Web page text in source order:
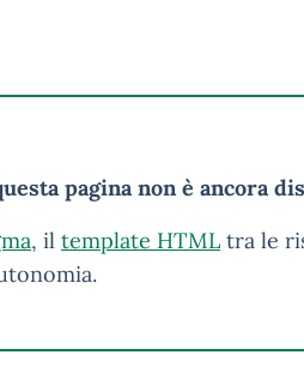
pagina non è ancora
, il template HTML tra le